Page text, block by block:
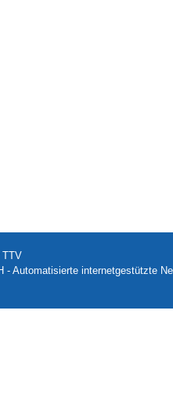
TTV
- Automatisierte internetgestützte